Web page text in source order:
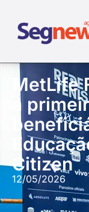
MetLife
a
Citizen
12/05/2026